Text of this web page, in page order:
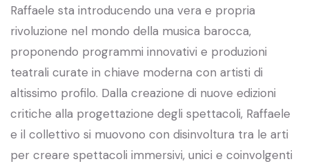
Raffaele sta introducendo una vera e propria
rivoluzione nel mondo della musica barocca,
proponendo programmi innovativi e produzioni
teatrali curate in chiave moderna con artisti di
altissimo profilo. Dalla creazione di nuove edizioni
critiche alla progettazione degli spettacoli, Raffaele
e il collettivo si muovono con disinvoltura tra le arti
per creare spettacoli immersivi, unici e coinvolgenti